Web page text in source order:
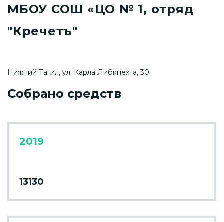
МБОУ СОШ «ЦО № 1, отряд
"Кречетъ"
Нижний Тагил, ул. Карла Либкнехта, 30
Собрано средств
2019
13130